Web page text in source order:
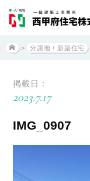
> 分譲地 / 新築住宅
掲載日：
2023.7.17
IMG_0907